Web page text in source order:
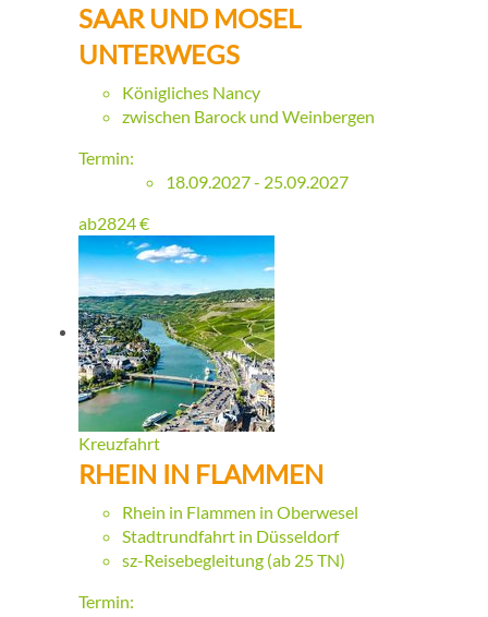
SAAR UND MOSEL
UNTERWEGS
Königliches Nancy
zwischen Barock und Weinbergen
Termin:
18.09.2027 - 25.09.2027
ab2824€
Kreuzfahrt
RHEIN IN FLAMMEN
Rhein in Flammen in Oberwesel
Stadtrundfahrt in Düsseldorf
sz-Reisebegleitung (ab 25 TN)
Termin: